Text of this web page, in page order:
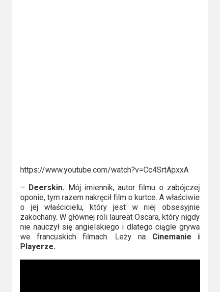
https://www.youtube.com/watch?v=Cc4SrtApxxA
– Deerskin. Mój imiennik, autor filmu o zabójczej
oponie, tym razem nakręcił film o kurtce. A właściwie
o jej właścicielu, który jest w niej obsesyjnie
zakochany. W głównej roli laureat Oscara, który nigdy
nie nauczył się angielskiego i dlatego ciągle grywa
we francuskich filmach. Leży na Cinemanie i
Playerze.